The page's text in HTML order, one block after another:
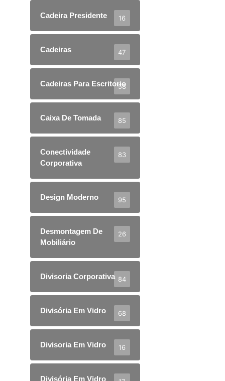
Cadeira Presidente 16
Cadeiras 47
Cadeiras Para Escritorio
58
Caixa De Tomada 85
Conectividade
Corporativa
83
Design Moderno 95
Desmontagem De
Mobiliário
26
Divisoria Corporativa 84
Divisória Em Vidro 68
Divisoria Em Vidro 16
Divisória Em Vidro